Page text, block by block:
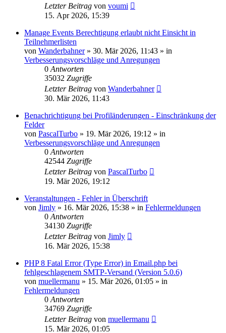
Letzter Beitrag von voumi
15. Apr 2026, 15:39
Manage Events Berechtigung erlaubt nicht Einsicht in
Teilnehmerlisten
von Wanderbahner» 30. Mär 2026, 11:43 » in
Verbesserungsvorschläge und Anregungen
0 Antworten
35032 Zugriffe
Letzter Beitrag von Wanderbahner
30. Mär 2026, 11:43
Benachrichtigung bei Profiländerungen - Einschränkung der
Felder
von PascalTurbo » 19. Mär 2026, 19:12 » in
Verbesserungsvorschläge und Anregungen
0 Antworten
42544 Zugriffe
Letzter Beitrag von PascalTurbo
19. Mär 2026, 19:12
Veranstaltungen - Fehler in Überschrift
von Jimly » 16. Mär 2026, 15:38 » in Fehlermeldungen
0 Antworten
34130 Zugriffe
Letzter Beitrag von Jimly
16. Mär 2026, 15:38
PHP 8 Fatal Error (Type Error) in Email.php bei
fehlgeschlagenem SMTP-Versand (Version 5.0.6)
von muellermanu » 15. Mär 2026, 01:05 » in
Fehlermeldungen
0 Antworten
34769 Zugriffe
Letzter Beitrag von muellermanu
15. Mär 2026, 01:05